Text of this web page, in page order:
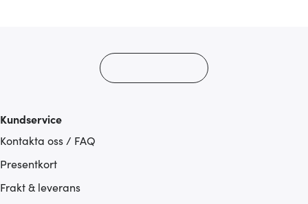
Kundservice
Kontakta oss / FAQ
Presentkort
Frakt & leverans